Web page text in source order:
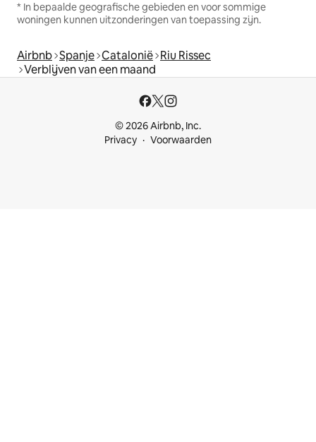
* In bepaalde geografische gebieden en voor sommige
woningen kunnen uitzonderingen van toepassing zijn.
Airbnb Spanje Catalonië Riu Rissec
Verblijven van een maand
© 2026 Airbnb, Inc.
Privacy
Voorwaarden